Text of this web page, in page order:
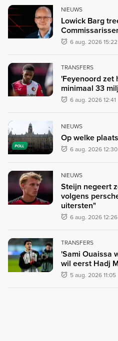
NIEUWS
Lowick Barg
6 aug. 2026 15:22
TRANSFERS
'Feyenoord zet
minimaal 33
6 aug. 2026 12:41
POLL
NIEUWS
Op welke
6 aug. 2026 12:30
NIEUWS
Steijn negeert
volgens
uitersten"
6 aug. 2026 12:26
TRANSFERS
'Sami Ouaissa
wil eerst Hadj
5 aug. 2026 11:05